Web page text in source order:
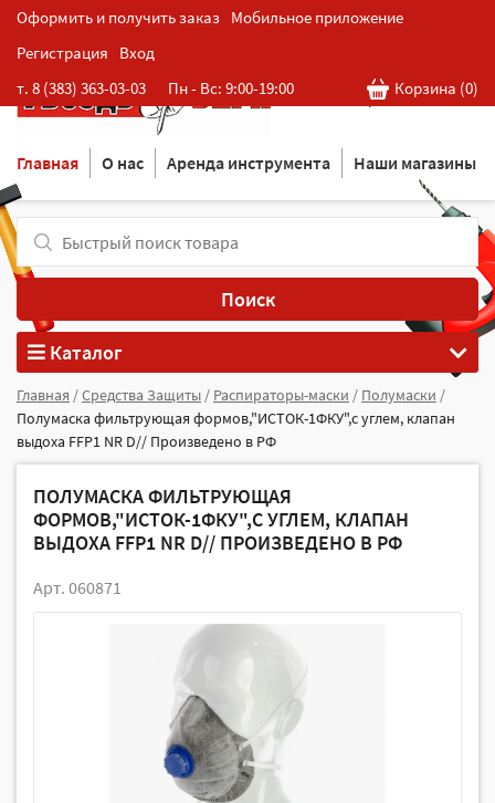
Оформить и получить заказ Мобильное приложение
Регистрация
Вход
т. 8 (383) 363-03-03
Пн - Вс: 9:00-19:00 Корзина (0)
Розничная cеть магазинов
в Новосибирске
Главная О нас Аренда инструмента Наши магазины
Поиск
Каталог
Главная /Средства Защиты / Распираторы-маски / Полумаски /
Полумаска фильтрующая формов,"ИСТОК-1ФКУ",с углем, клапан
выдоха FFP1 NR D// Произведено в РФ
ПОЛУМАСКА ФИЛЬТРУЮЩАЯ
ФОРМОВ,"ИСТОК-1ФКУ",С УГЛЕМ, КЛАПАН
ВЫДОХА FFP1 NR D// ПРОИЗВЕДЕНО В РФ
Арт. 060871